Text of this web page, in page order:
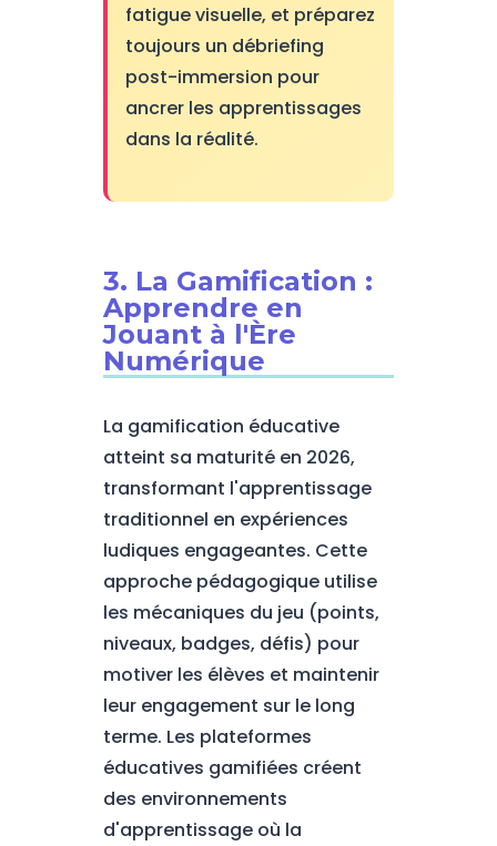
fatigue visuelle, et préparez
toujours un débriefing
post-immersion pour
ancrer les apprentissages
dans la réalité.
3. La Gamification :
Apprendre en
Jouant à l'Ère
Numérique
La gamification éducative
atteint sa maturité en 2026,
transformant l'apprentissage
traditionnel en expériences
ludiques engageantes. Cette
approche pédagogique utilise
les mécaniques du jeu (points,
niveaux, badges, défis) pour
motiver les élèves et maintenir
leur engagement sur le long
terme. Les plateformes
éducatives gamifiées créent
des environnements
d'apprentissage où la